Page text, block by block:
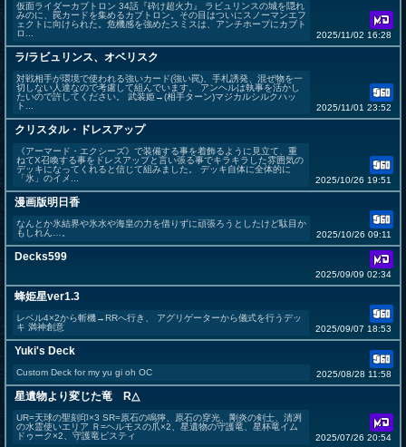
仮面ライダーカブトロン 34話『砕け超火力』 ラビュリンスの城を隠れ
みのに、罠カードを集めるカブトロン。その目はついにスノーマンエフ
ェクトに向けられた。危機感を強めたスミスは、アンチホープにカブト
ロ...
2025/11/02 16:28
ラ/ラビュリンス、オベリスク
対戦相手が環境で使われる強いカード(強い罠)、手札誘発、混ぜ物を一
切しない人達なので考慮して組んでいます。 アンヘルは執事を活かし
たいので許してください。 武装姫→(相手ターン)マジカルシルクハッ
ト...
2025/11/01 23:52
クリスタル・ドレスアップ
《アーマード・エクシーズ》で装備する事を着飾るように見立て、重
ねてX召喚する事をドレスアップと言い張る事でキラキラした雰囲気の
デッキになってくれると信じて組みました。 デッキ自体に全体的に
「氷」のイメ...
2025/10/26 19:51
漫画版明日香
なんとか氷結界や氷水や海皇の力を借りずに頑張ろうとしたけど駄目か
もしれん…。
2025/10/26 09:11
Decks599
2025/09/09 02:34
蜂姫星ver1.3
レベル4×2から斬機→RRへ行き、 アグリゲーターから儀式を行うデッ
キ 満神創意
2025/09/07 18:53
Yuki's Deck
Custom Deck for my yu gi oh OC 2025/08/28 11:58
星遺物より変じた竜 R△
UR=天球の聖刻印×3 SR=原石の鳴獰、原石の穿光、剛炎の剣士、清冽
の水霊使いエリア Ｒ=ヘルモスの爪×2、星遺物の守護竜、星杯竜イム
ドゥーク×2、守護竜ピスティ
2025/07/26 20:54